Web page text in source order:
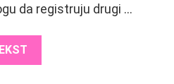
da registruju drugi …